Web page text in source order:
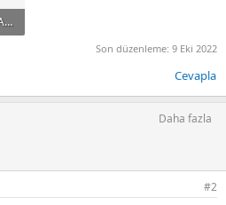
C96A2956-665D-4775-9BA6-AA807793DFF3.jpeg
Son düzenleme: 9 Eki 2022
Cevapla
Daha fazla
#2